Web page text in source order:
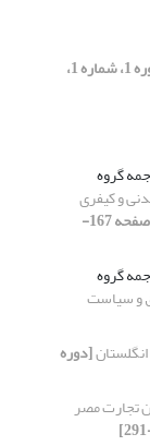
[دوره 1، شماره 1،
گروه‌
و کیفری‌
[دوره 1، شماره 1، 1381، صفحه 167-
گروه
و سیاست‌
[دوره
تجارت‌ مصر